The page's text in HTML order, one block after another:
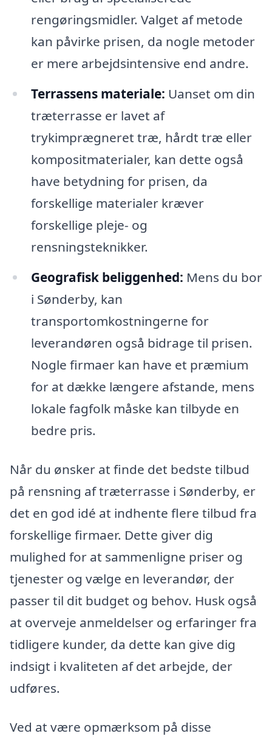
rengøringsmidler. Valget af metode
kan påvirke prisen, da nogle metoder
er mere arbejdsintensive end andre.
Terrassens materiale: Uanset om din
træterrasse er lavet af
trykimprægneret træ, hårdt træ eller
kompositmaterialer, kan dette også
have betydning for prisen, da
forskellige materialer kræver
forskellige pleje- og
rensningsteknikker.
Geografisk beliggenhed: Mens du bor
i Sønderby, kan
transportomkostningerne for
leverandøren også bidrage til prisen.
Nogle firmaer kan have et præmium
for at dække længere afstande, mens
lokale fagfolk måske kan tilbyde en
bedre pris.
Når du ønsker at finde det bedste tilbud
på rensning af træterrasse i Sønderby, er
det en god idé at indhente flere tilbud fra
forskellige firmaer. Dette giver dig
mulighed for at sammenligne priser og
tjenester og vælge en leverandør, der
passer til dit budget og behov. Husk også
at overveje anmeldelser og erfaringer fra
tidligere kunder, da dette kan give dig
indsigt i kvaliteten af det arbejde, der
udføres.
Ved at være opmærksom på disse